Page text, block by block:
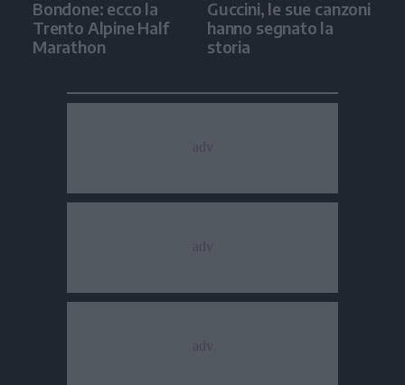
Bondone: ecco la
Trento Alpine Half
Marathon
Guccini, le sue canzoni
hanno segnato la
storia